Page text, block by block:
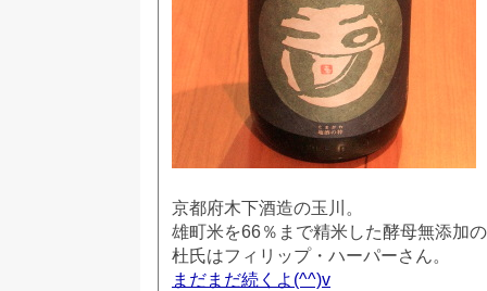
京都府木下酒造の玉川。
雄町米を66％まで精米した酵母無添加
杜氏はフィリップ・ハーパーさん。
まだまだ続くよ(^^)v